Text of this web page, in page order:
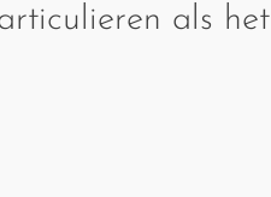
als het